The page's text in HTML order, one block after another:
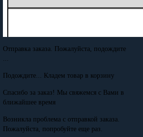
Отправка заказа. Пожалуйста, подождите
...
Подождите... Кладем товар в корзину
Спасибо за заказ! Мы свяжемся с Вами в
ближайшее время
Возникла проблема с отправкой заказа.
Пожалуйста, попробуйте еще раз.